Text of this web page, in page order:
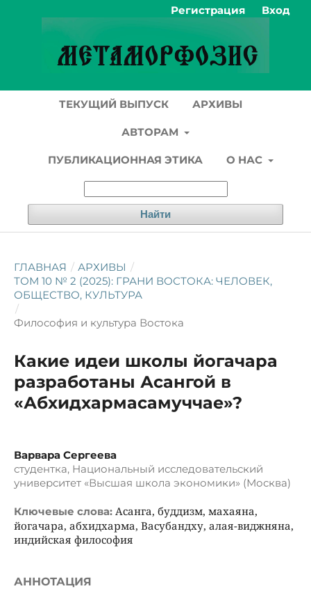
ТЕКУЩИЙ ВЫПУСК АРХИВЫ
АВТОРАМ
ПУБЛИКАЦИОННАЯ ЭТИКА О НАС
Найти
Регистрация Вход
ГЛАВНАЯ / АРХИВЫ /
ТОМ 10 № 2 (2025): ГРАНИ ВОСТОКА: ЧЕЛОВЕК,
ОБЩЕСТВО, КУЛЬТУРА
/
Философия и культура Востока
Какие идеи школы йогачара
разработаны Асангой в
«Абхидхармасамуччае»?
Варвара Сергеева
студентка, Национальный исследовательский
университет «Высшая школа экономики» (Москва)
Ключевые слова: Асанга, буддизм, махаяна,
йогачара, абхидхарма, Васубандху, алая-виджняна,
индийская философия
АННОТАЦИЯ